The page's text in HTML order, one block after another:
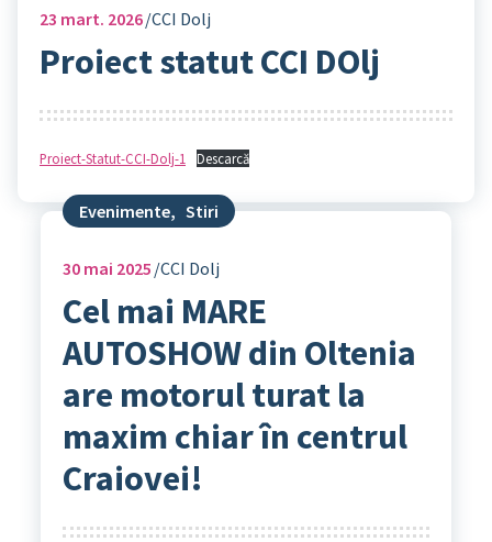
23 mart. 2026 CCI Dolj
Proiect statut CCI DOlj
Proiect-Statut-CCI-Dolj-1 Descarcă
Evenimente, Stiri
30mai 2025 CCI Dolj
Cel mai MARE
AUTOSHOW din Oltenia
are motorul turat la
maxim chiar în centrul
Craiovei!